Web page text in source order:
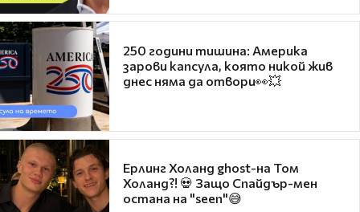
250 години тишина: Америка
зарови капсула, която никой жив
днес няма да отвори👀💥
Ерлинг Холанд ghost-на Том
Холанд?! 💀 Защо Спайдър-мен
остана на "seen"😅